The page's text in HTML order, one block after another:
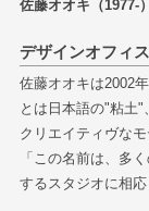
佐藤オオキ（1977-）
デザインオフィ
佐藤オオキは2002
とは日本語の"粘土"
クリエイティヴな
「この名前は、多
するスタジオに相